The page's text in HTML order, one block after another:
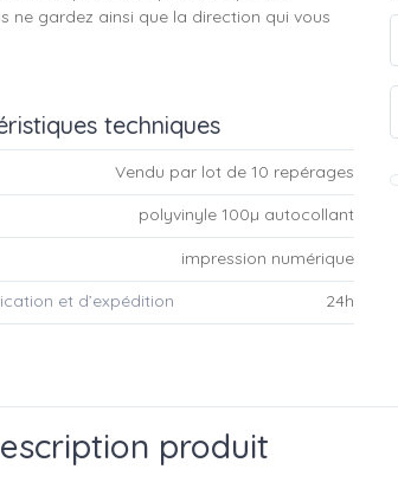
ne gardez ainsi que la direction qui vous
techniques
Vendu par lot de 10 repérages
polyvinyle 100µ autocollant
impression numérique
et d’expédition 24h
produit